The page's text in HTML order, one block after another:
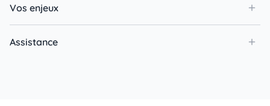
Vos enjeux
Assistance